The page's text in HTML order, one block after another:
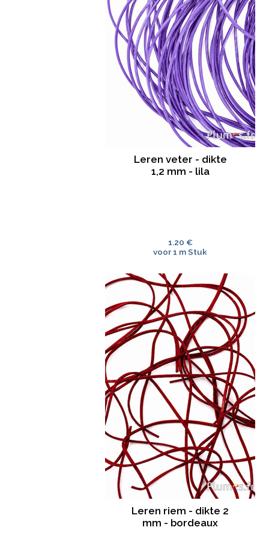
Leren veter - dikte
1,2 mm - lila
1.20 €
voor 1 m Stuk
Leren riem - dikte 2
mm - bordeaux